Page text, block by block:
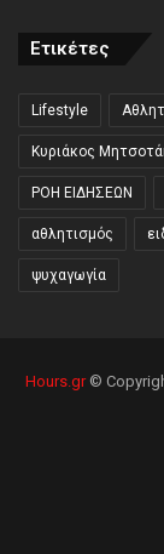
Ετικέτες
Lifestyle
Κυριάκος
ΡΟΗ ΕΙΔΗΣΕΩΝ
αθλητισμός
ψυχαγωγία
Hours.gr©